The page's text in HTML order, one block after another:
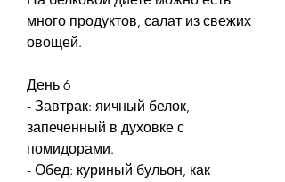
много продуктов, салат из свежих
овощей.
День 6
- Завтрак: яичный белок,
запеченный в духовке с
помидорами.
- Обед: куриный бульон, как